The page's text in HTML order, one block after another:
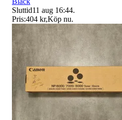
Sluttid11 aug 16:44.
Pris:404 kr,Köp nu.